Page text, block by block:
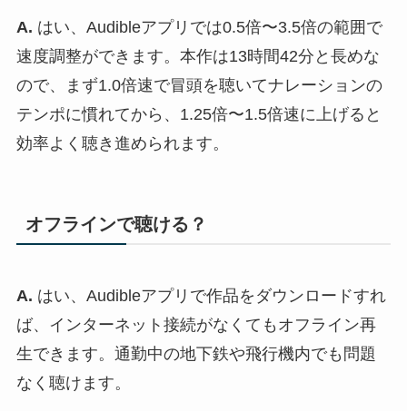
A. はい、Audibleアプリでは0.5倍〜3.5倍の範囲で
速度調整ができます。本作は13時間42分と長めな
ので、まず1.0倍速で冒頭を聴いてナレーションの
テンポに慣れてから、1.25倍〜1.5倍速に上げると
効率よく聴き進められます。
オフラインで聴ける？
A. はい、Audibleアプリで作品をダウンロードすれ
ば、インターネット接続がなくてもオフライン再
生できます。通勤中の地下鉄や飛行機内でも問題
なく聴けます。